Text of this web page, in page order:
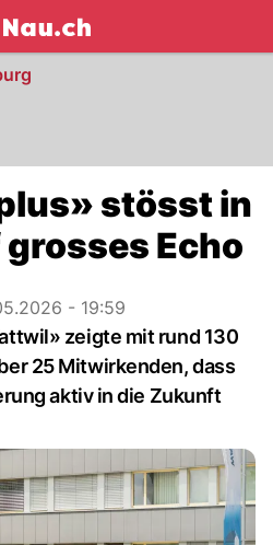
NAU.ch
stösst in
Echo
- 19:59
zeigte mit rund 130
25 Mitwirkenden, dass
aktiv in die Zukunft